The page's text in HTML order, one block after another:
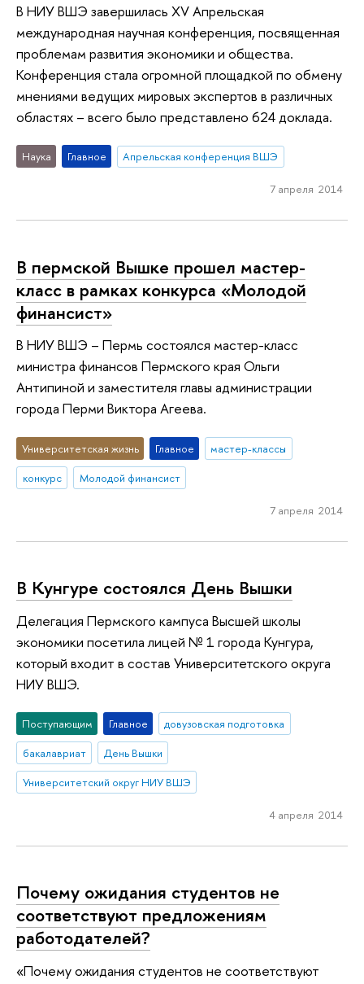
В НИУ ВШЭ завершилась XV Апрельская
международная научная конференция, посвященная
проблемам развития экономики и общества.
Конференция стала огромной площадкой по обмену
мнениями ведущих мировых экспертов в различных
областях – всего было представлено 624 доклада.
Наука Главное Апрельская конференция ВШЭ
7 апреля 2014
В пермской Вышке прошел мастер-
класс в рамках конкурса «Молодой
финансист»
В НИУ ВШЭ – Пермь состоялся мастер-класс
министра финансов Пермского края Ольги
Антипиной и заместителя главы администрации
города Перми Виктора Агеева.
Университетская жизнь Главное
мастер-классы
конкурс
Молодой финансист
7 апреля 2014
В Кунгуре состоялся День Вышки
Делегация Пермского кампуса Высшей школы
экономики посетила лицей № 1 города Кунгура,
который входит в состав Университетского округа
НИУ ВШЭ.
Поступающим Главное
довузовская подготовка
бакалавриат
День Вышки
Университетский округ НИУ ВШЭ
4 апреля 2014
Почему ожидания студентов не
соответствуют предложениям
работодателей?
«Почему ожидания студентов не соответствуют